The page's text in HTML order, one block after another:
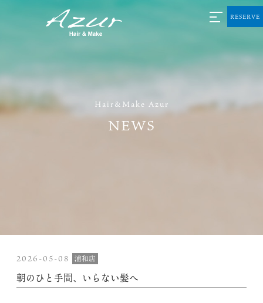
Hair&Make Azur
NEWS
RESERVE
2026-05-08 浦和店
朝のひと手間、いらない髪へ